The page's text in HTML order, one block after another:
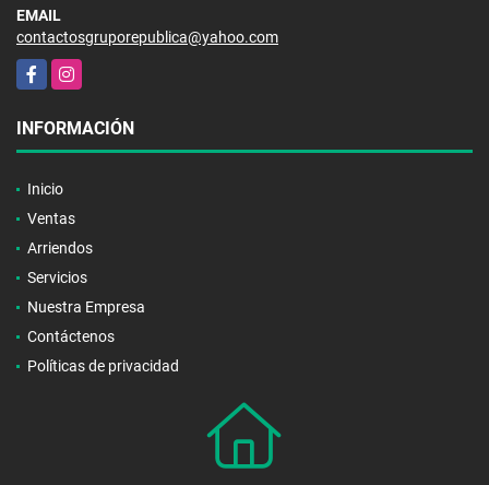
EMAIL
contactosgruporepublica@yahoo.com
FacebookInstagram
INFORMACIÓN
Inicio
Ventas
Arriendos
Servicios
Nuestra Empresa
Contáctenos
Políticas de privacidad